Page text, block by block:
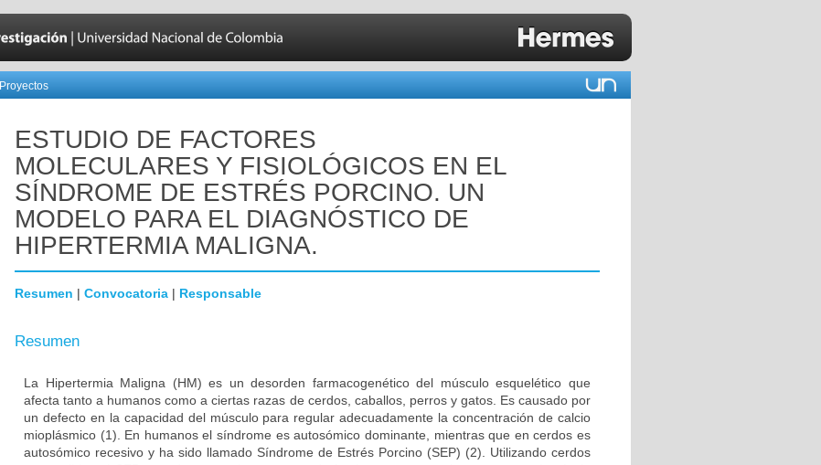
Proyectos
ESTUDIO DE FACTORES
MOLECULARES Y FISIOLÓGICOS EN EL
SÍNDROME DE ESTRÉS PORCINO. UN
MODELO PARA EL DIAGNÓSTICO DE
HIPERTERMIA MALIGNA.
Resumen | Convocatoria | Responsable
Resumen
La Hipertermia Maligna (HM) es un desorden farmacogenético del músculo esquelético que
afecta tanto a humanos como a ciertas razas de cerdos, caballos, perros y gatos. Es causado por
un defecto en la capacidad del músculo para regular adecuadamente la concentración de calcio
mioplásmico (1). En humanos el síndrome es autosómico dominante, mientras que en cerdos es
autosómico recesivo y ha sido llamado Síndrome de Estrés Porcino (SEP) (2). Utilizando cerdos